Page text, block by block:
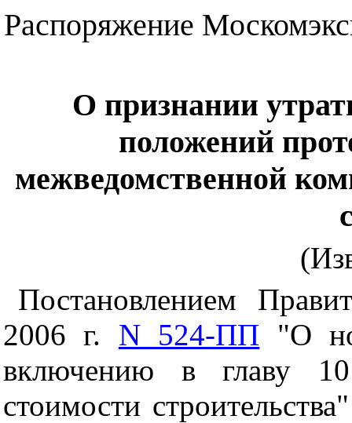
Распоряжение
О признании
положений
межведомственной
Постановлением
2006 г. N 524-ПП "О
включению в главу
стоимости